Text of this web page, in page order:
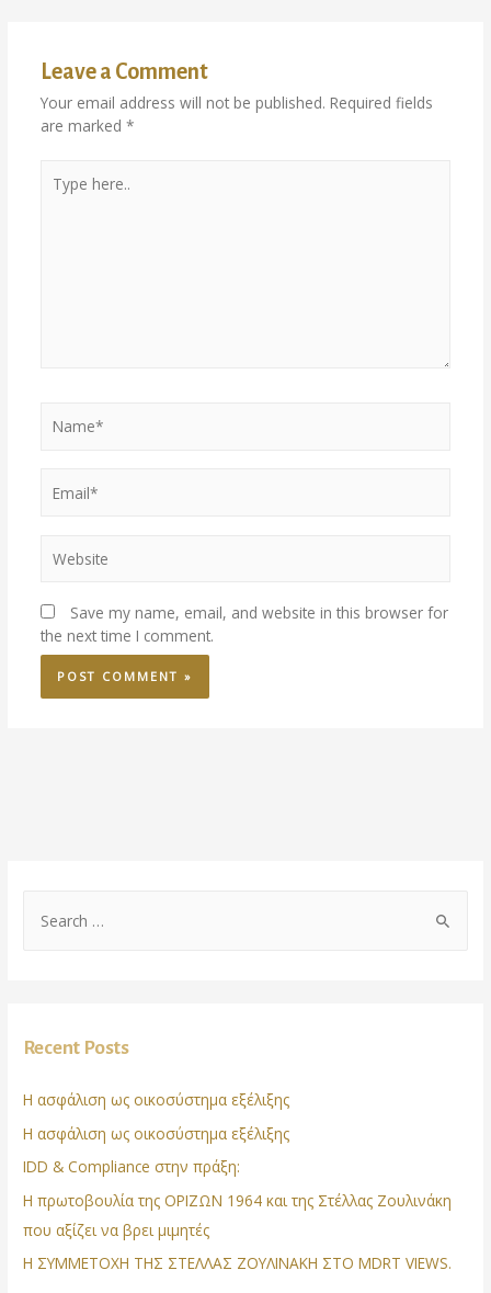
Leave a Comment
Your email address will not be published. Required fields
are marked *
Save my name, email, and website in this browser for
the next time I comment.
Recent Posts
Η ασφάλιση ως οικοσύστημα εξέλιξης
Η ασφάλιση ως οικοσύστημα εξέλιξης
IDD & Compliance στην πράξη:
Η πρωτοβουλία της ΟΡΙΖΩΝ 1964 και της Στέλλας Ζουλινάκη
που αξίζει να βρει μιμητές
Η ΣΥΜΜΕΤΟΧΗ ΤΗΣ ΣΤΕΛΛΑΣ ΖΟΥΛΙΝΑΚΗ ΣΤΟ MDRT VIEWS.